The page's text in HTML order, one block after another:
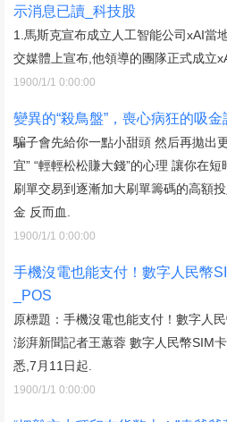
示消息已讀_科技股
1.馬斯克宣布成立人工智能公司xAI當
交媒體上宣布,他領導的團隊正式成立
1900/1/1 0:00:00
變異的“殺鳥盤”，喪心病狂的吸
騙子會先給你一點小甜頭 然后再拋出
宜” “輕輕松松賺大錢”的心理 讓你在
刷單交易到逐漸加大刷單籌碼的高額
金 反而血.
1900/1/1 0:00:00
手機沒電也能支付！數字人民幣
_POS
原標題：手機沒電也能支付！數字人
澎湃新聞記者王蕙蓉 數字人民幣SIM
悉,7月11日起.
1900/1/1 0:00:00